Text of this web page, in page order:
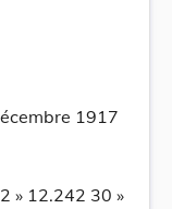
1917
» 12.242 30 »